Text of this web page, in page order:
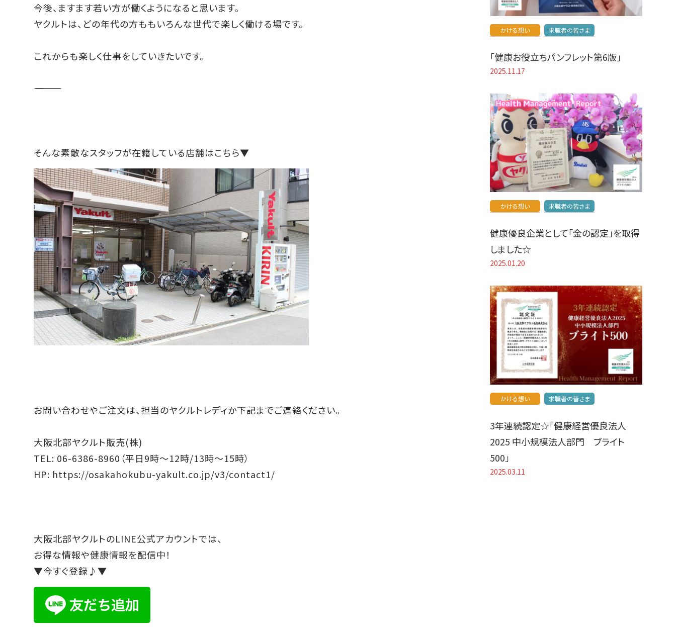
今後、ますます若い方が働くようになると思います。
ヤクルトは、どの年代の方ももいろんな世代で楽しく働ける場です。
これからも楽しく仕事をしていきたいです。
――――――――――
そんな素敵なスタッフが在籍している店舗はこちら▼
お問い合わせやご注文は、担当のヤクルトレディか下記までご連絡ください。
大阪北部ヤクルト販売(株)
TEL: 06-6386-8960（平日9時～12時/13時～15時）
HP: https://osakahokubu-yakult.co.jp/v3/contact1/
大阪北部ヤクルトのLINE公式アカウントでは、
お得な情報や健康情報を配信中！
▼今すぐ登録♪▼
かける想い 求職者の皆さま
「健康お役立ちパンフレット第6版」
2025.11.17
かける想い 求職者の皆さま
健康優良企業として「金の認定」を取得
しました☆
2025.01.20
かける想い 求職者の皆さま
3年連続認定☆「健康経営優良法人
2025 中小規模法人部門 ブライト
500」
2025.03.11